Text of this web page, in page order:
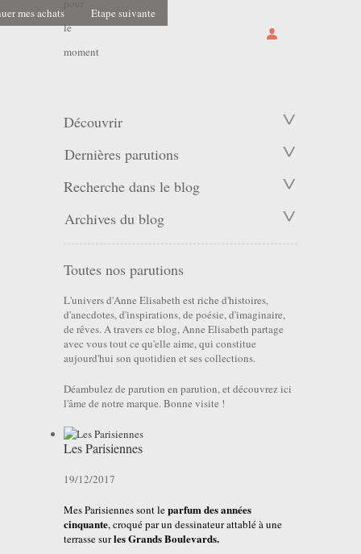
pour
le
moment
mes achats Etape suivante
Découvrir
Dernières parutions
Recherche dans le blog
Archives du blog
Toutes nos parutions
L'univers d'Anne Elisabeth est riche d'histoires,
d'anecdotes, d'inspirations, de poésie, d'imaginaire,
de rêves. A travers ce blog, Anne Elisabeth partage
avec vous tout ce qu'elle aime, qui constitue
aujourd'hui son quotidien et ses collections.
Déambulez de parution en parution, et découvrez ici
l'âme de notre marque. Bonne visite !
Les Parisiennes
19/12/2017
Mes Parisiennes sont leparfum des années
cinquante, croqué par un dessinateur attablé à une
terrasse surles Grands Boulevards.